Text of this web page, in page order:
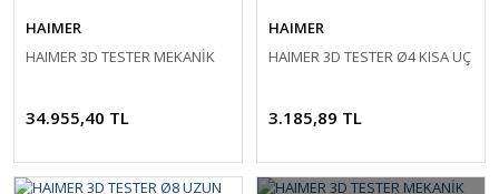
HAIMER
HAIMER 3D TESTER MEKANİK
34.955,40 TL
HAIMER
HAIMER 3D TESTER Ø4 KISA UÇ
3.185,89 TL